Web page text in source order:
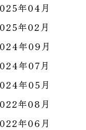
年04月
年02月
年09月
年07月
年05月
年08月
年06月